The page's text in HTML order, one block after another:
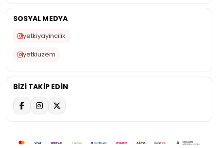
SOSYAL MEDYA
yetkiyayincilik
yetkiuzem
BİZİ TAKİP EDİN